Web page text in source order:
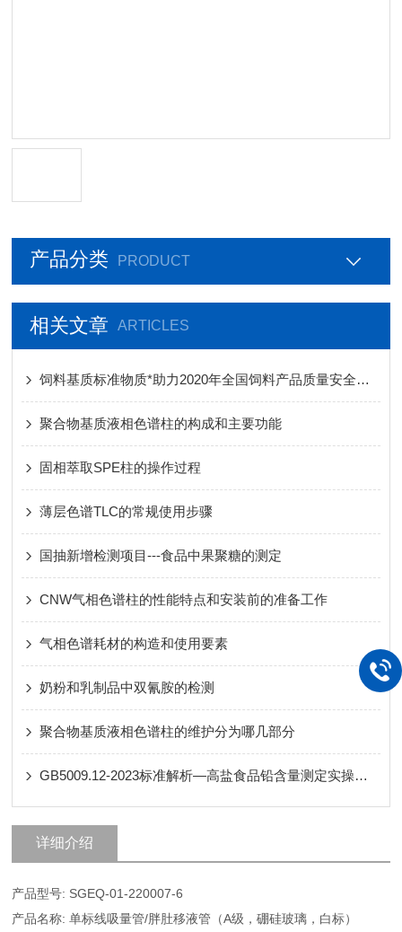
产品分类 PRODUCT
相关文章 ARTICLES
饲料基质标准物质*助力2020年全国饲料产品质量安全检验检测！
聚合物基质液相色谱柱的构成和主要功能
固相萃取SPE柱的操作过程
薄层色谱TLC的常规使用步骤
国抽新增检测项目---食品中果聚糖的测定
CNW气相色谱柱的性能特点和安装前的准备工作
气相色谱耗材的构造和使用要素
奶粉和乳制品中双氰胺的检测
聚合物基质液相色谱柱的维护分为哪几部分
GB5009.12-2023标准解析—高盐食品铅含量测定实操解决方案
详细介绍
产品型号: SGEQ-01-220007-6
产品名称: 单标线吸量管/胖肚移液管（A级，硼硅玻璃，白标）